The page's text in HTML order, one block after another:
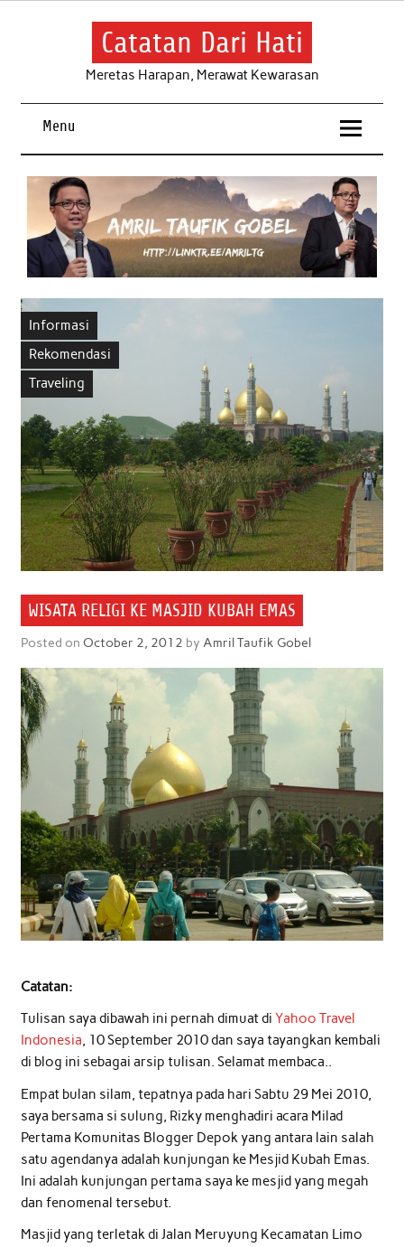
Skip
Catatan Dari Hati
Meretas Harapan, Merawat Kewarasan
Menu
Informasi
Rekomendasi
Traveling
WISATA RELIGI KE MASJID KUBAH EMAS
Posted on October 2, 2012 by Amril Taufik Gobel
Catatan:
Tulisan saya dibawah ini pernah dimuat di Yahoo Travel
Indonesia, 10 September 2010 dan saya tayangkan kembali
di blog ini sebagai arsip tulisan. Selamat membaca..
Empat bulan silam, tepatnya pada hari Sabtu 29 Mei 2010,
saya bersama si sulung, Rizky menghadiri acara Milad
Pertama Komunitas Blogger Depok yang antara lain salah
satu agendanya adalah kunjungan ke Mesjid Kubah Emas.
Ini adalah kunjungan pertama saya ke mesjid yang megah
dan fenomenal tersebut.
Masjid yang terletak di Jalan Meruyung Kecamatan Limo